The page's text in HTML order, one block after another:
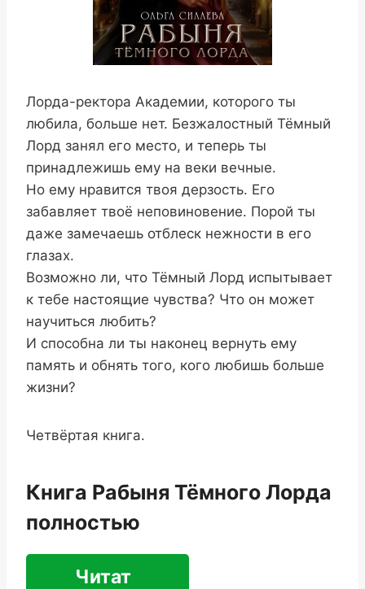
Лорда-ректора Академии, которого ты
любила, больше нет. Безжалостный Тёмный
Лорд занял его место, и теперь ты
принадлежишь ему на веки вечные.
Но ему нравится твоя дерзость. Его
забавляет твоё неповиновение. Порой ты
даже замечаешь отблеск нежности в его
глазах.
Возможно ли, что Тёмный Лорд испытывает
к тебе настоящие чувства? Что он может
научиться любить?
И способна ли ты наконец вернуть ему
память и обнять того, кого любишь больше
жизни?
Четвёртая книга.
Книга Рабыня Тёмного Лорда
полностью
Читат